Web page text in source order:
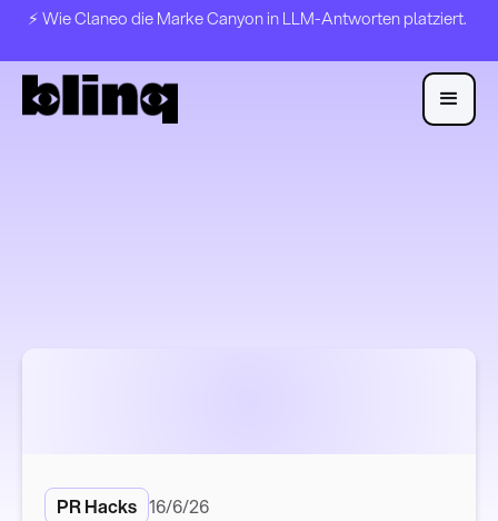
⚡️ Wie Claneo die Marke Canyon in LLM-Antworten platziert.
PR Hacks 16/6/26